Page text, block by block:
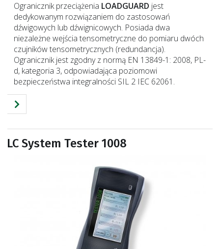
Ogranicznik przeciążenia LOADGUARD jest
dedykowanym rozwiązaniem do zastosowań
dźwigowych lub dźwignicowych. Posiada dwa
niezależne wejścia tensometryczne do pomiaru dwóch
czujników tensometrycznych (redundancja).
Ogranicznik jest zgodny z normą EN 13849-1: 2008, PL-
d, kategoria 3, odpowiadająca poziomowi
bezpieczeństwa integralności SIL 2 IEC 62061.
LC System Tester 1008